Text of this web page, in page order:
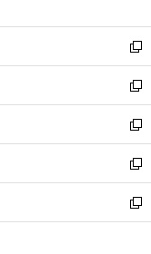
開
く
ウ
で
開
く
ン
ド
ウ
で
開
く
ウ
ィ
ン
ド
ウ
で
開
く
新
し
い
ウ
ィ
ン
ド
ウ
で
開
新
し
い
ウ
ィ
ン
ド
ウ
新
し
い
ウ
ィ
ン
新
し
い
ウ
新
し